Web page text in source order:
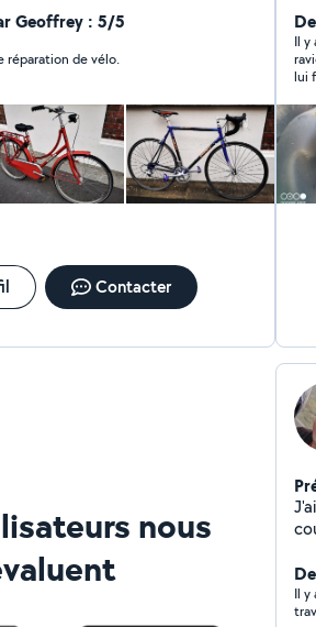
proposés : Tout sauf
Geoffrey : 5/5
réparation de vélo.
Contacter
Il y
lui
nous
Il y